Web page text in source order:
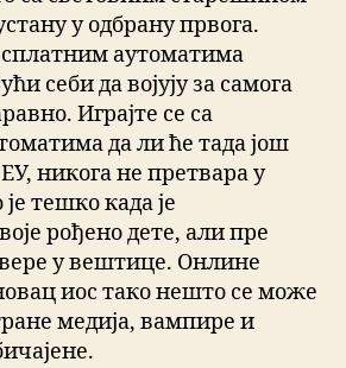
у одбрану првога.
аутоматима
себи да војују за самога
Играјте се са
да ли ће тада још
никога не претвара у
тешко када је
рођено дете, али пре
у вештице. Онлине
иос тако нешто се може
медија, вампире и